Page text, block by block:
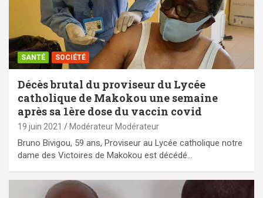
SANTÉ SOCIÉTÉ
Décès brutal du proviseur du Lycée
catholique de Makokou une semaine
après sa 1ère dose du vaccin covid
19 juin 2021 Modérateur Modérateur
Bruno Bivigou, 59 ans, Proviseur au Lycée catholique notre
dame des Victoires de Makokou est décédé…